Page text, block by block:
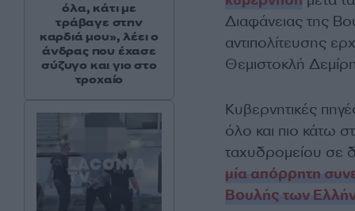
Διαφάνειας της
αντιπολίτευσης
Θεμιστοκλή
Κυβερνητικές
όλο και πιο κάτω
ταχυδρομείου σε
μία απόρρητη
Βουλής των
όλα, κάτι με
τράβαγε στην
καρδιά μου», λέει ο
άνδρας που έχασε
σύζυγο και γιο στο
τροχαίο